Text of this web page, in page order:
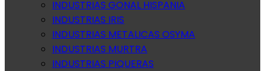
INDUSTRIAS GONAL HISPANIA
INDUSTRIAS IRIS
INDUSTRIAS METALICAS OSYMA
INDUSTRIAS MURTRA
INDUSTRIAS PIQUERAS